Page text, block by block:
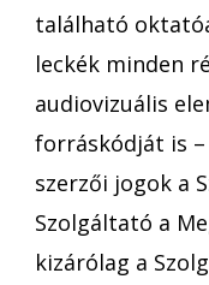
található
leckék minden
audiovizuális
forráskódját is
szerzői jogok a
Szolgáltató a
kizárólag a